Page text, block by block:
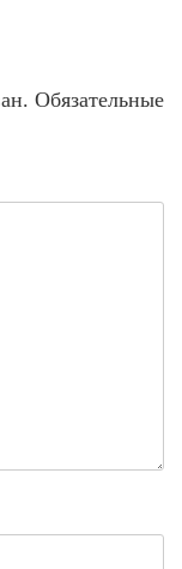
Обязательные